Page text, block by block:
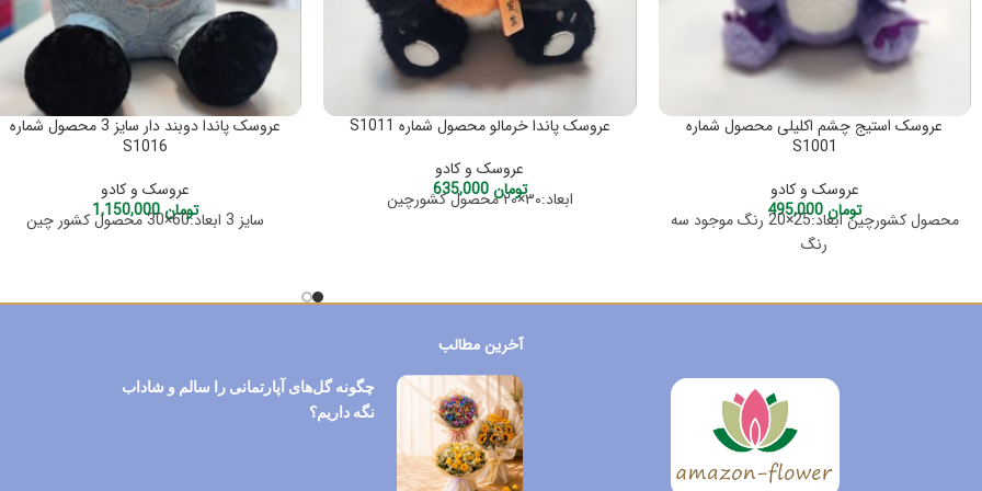
عروسک استیج چشم اکلیلی محصول شماره
S1001
عروسک و کادو
تومان495,000
محصول کشورچین ابعاد:25×20 رنگ موجود سه
رنگ
عروسک پاندا خرمالو محصول شماره S1011
عروسک و کادو
تومان635,000 ابعاد:۳۰×۲۰ محصول کشورچین
عروسک پاندا دوبند دار سایز 3 محصول شماره
S1016
عروسک و کادو
تومان1,150,000 سایز 3 ابعاد:60×30 محصول کشور چین
آخرین مطالب
چگونه گل‌های آپارتمانی را سالم و شاداب
نگه داریم؟